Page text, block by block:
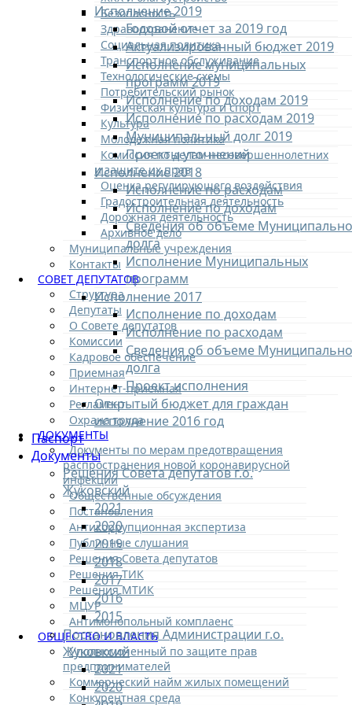
Безопасность
Здравоохранение
Социальная политика
Транспортное обслуживание
Технологические схемы
Потребительский рынок
Физическая культура и спорт
Культура
Молодежная политика
Комиссия по делам несовершеннолетних
и защите их прав
Оценка регулирующего воздействия
Градостроительная деятельность
Дорожная деятельность
Архивное дело
Муниципальные учреждения
Контакты
СОВЕТ ДЕПУТАТОВ
Структура
Депутаты
О Совете депутатов
Комиссии
Кадровое обеспечение
Приемная
Интернет-приемная
Регламент
Охрана труда
ДОКУМЕНТЫ
Документы по мерам предотвращения
распространения новой коронавирусной
инфекции
Общественные обсуждения
Постановления
Антикоррупционная экспертиза
Публичные слушания
Решения Совета депутатов
Решения ТИК
Решения МТИК
МЦУР
Антимонопольный комплаенс
ОБЩЕСТВО И ВЛАСТЬ
Уполномоченный по защите прав
предпринимателей
Коммерческий найм жилых помещений
Конкурентная среда
Исполнение 2019
Годовой отчет за 2019 год
Актуализированный бюджет 2019
Исполнение муниципальных
программ 2019
Исполнение по доходам 2019
Исполнение по расходам 2019
Муниципальный долг 2019
Проекты уточнений
Исполнение 2018
Исполнение по расходам
Исполнение по доходам
Сведения об объеме
долга
Исполнение Муниципальных
программ
Исполнение 2017
Исполнение по доходам
Исполнение по расходам
Сведения об объеме
долга
Проект исполнения
Открытый бюджет для граждан
исполнение 2016 год
Паспорт
Документы
Решения Совета депутатов г.о.
Жуковский
2021
2020
2019
2018
2017
2016
2015
Постановления Администрации г.о.
Жуковксий
2021
2020